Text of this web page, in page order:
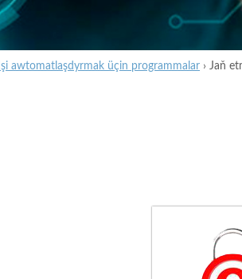
Işi awtomatlaşdyrmak üçin programmalar › Jaň